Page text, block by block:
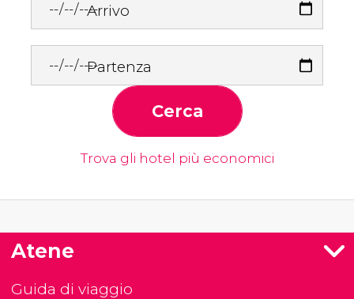
Arrivo
Partenza
Cerca
Trova gli hotel più economici
Atene
Guida di viaggio